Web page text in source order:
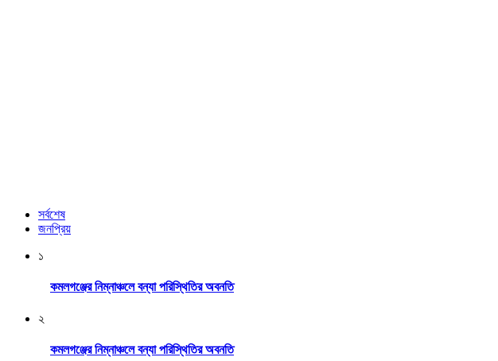
সর্বশেষ
জনপ্রিয়
১
কমলগঞ্জের নিম্নাঞ্চলে বন্যা পরিস্থিতির অবনতি
২
কমলগঞ্জের নিম্নাঞ্চলে বন্যা পরিস্থিতির অবনতি